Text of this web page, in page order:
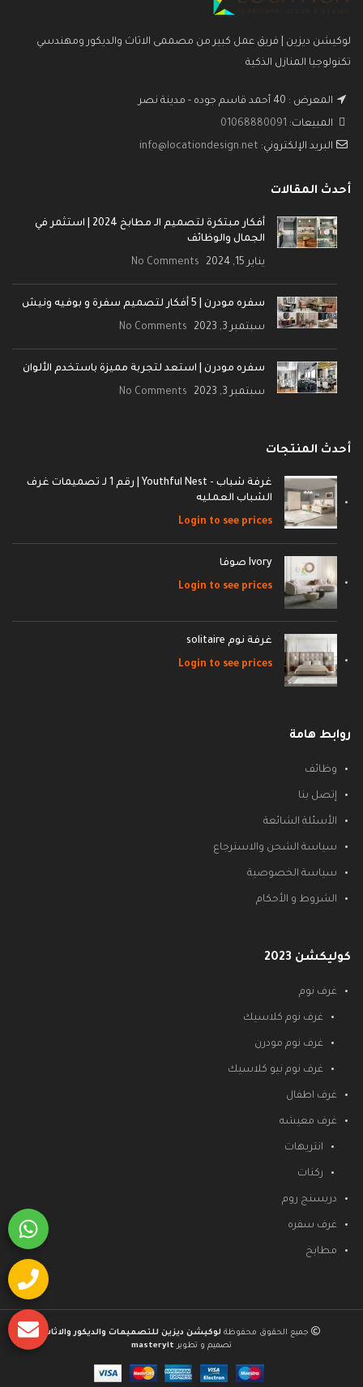
لوكيشن ديزين | فريق عمل كبير من مصممى الاثاث والديكور ومهندسي
تكنولوجيا المنازل الذكية
المعرض : 40 أحمد قاسم جوده - مدينة نصر
المبيعات: 01068880091
البريد الإلكتروني: info@locationdesign.net
أحدث المقالات
أفكار مبتكرة لتصميم الـ مطابخ 2024 | استثمر في
الجمال والوظائف
يناير 15, 2024 No Comments
سفره مودرن | 5 أفكار لتصميم سفرة و بوفيه ونيش
سبتمبر 3, 2023 No Comments
سفره مودرن | استعد لتجربة مميزة باستخدم الألوان
سبتمبر 3, 2023 No Comments
أحدث المنتجات
غرفة شباب - Youthful Nest | رقم 1 لـ تصميمات غرف
الشباب العمليه
Login to see prices
Ivory صوفا
Login to see prices
غرفة نوم solitaire
Login to see prices
روابط هامة
وظائف
إتصل بنا
الأسئلة الشائعة
سياسة الشحن والاسترجاع
سياسة الخصوصية
الشروط و الأحكام
كوليكشن 2023
غرف نوم
غرف نوم كلاسيك
غرف نوم مودرن
غرف نوم نيو كلاسيك
غرف اطفال
غرف معيشه
انتريهات
ركنات
دريسنج روم
غرف سفره
مطابخ
جميع الحقوق محفوظة لوكيشن ديزين للتصميمات والديكور والاثاث
تصميم و تطوير masteryit